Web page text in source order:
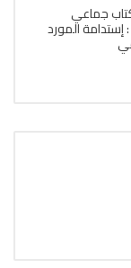
جماعي
المورد